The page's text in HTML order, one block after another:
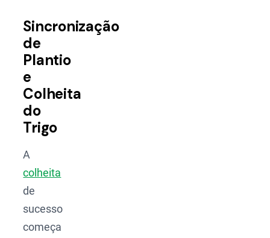
Sincronização
de
Plantio
e
Colheita
do
Trigo
A
colheita
de
sucesso
começa